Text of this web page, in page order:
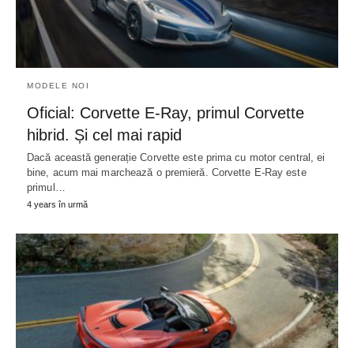
MODELE NOI
Oficial: Corvette E-Ray, primul Corvette
hibrid. Și cel mai rapid
Dacă această generație Corvette este prima cu motor central, ei
bine, acum mai marchează o premieră. Corvette E-Ray este
primul…
4 years în urmă